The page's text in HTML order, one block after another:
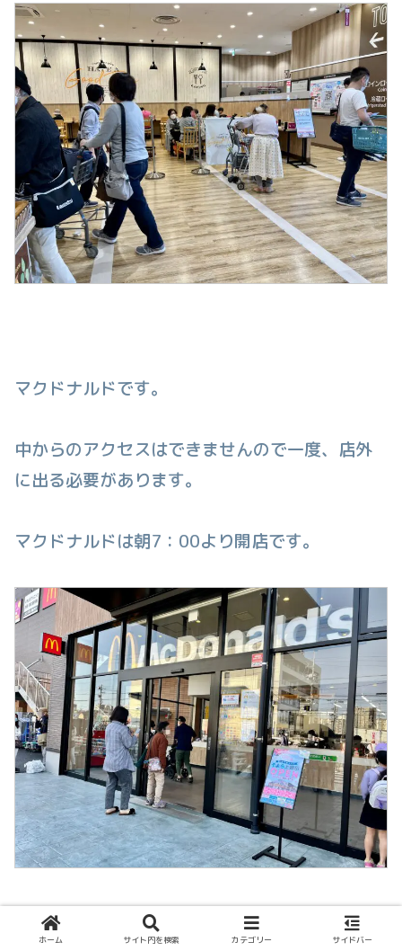
マクドナルドです。
中からのアクセスはできませんので一度、店外
に出る必要があります。
マクドナルドは朝7：00より開店です。
ホーム サイト内を検索 カテゴリー サイドバー